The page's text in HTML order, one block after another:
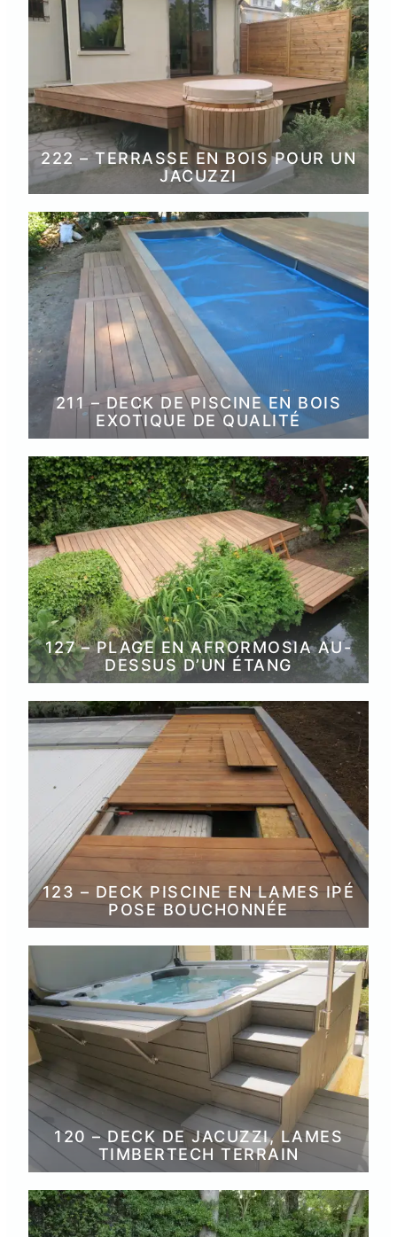
222 – TERRASSE EN BOIS POUR UN
JACUZZI
211 – DECK DE PISCINE EN BOIS
EXOTIQUE DE QUALITÉ
127 – PLAGE EN AFRORMOSIA AU-
DESSUS D’UN ÉTANG
123 – DECK PISCINE EN LAMES IPÉ
POSE BOUCHONNÉE
120 – DECK DE JACUZZI, LAMES
TIMBERTECH TERRAIN